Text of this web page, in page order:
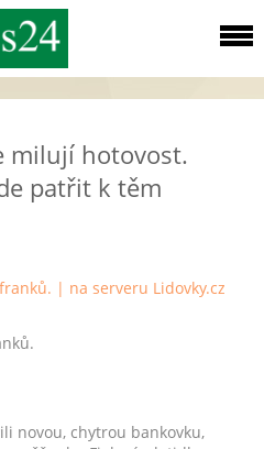
milují hotovost.
patřit k těm
novou, chytrou bankovku,